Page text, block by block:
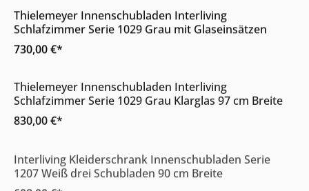
Thielemeyer Innenschubladen Interliving
Schlafzimmer Serie 1029 Grau mit Glaseinsätzen
730,00 €*
Online & im Möbelhaus erhältlich
Thielemeyer Innenschubladen Interliving
Schlafzimmer Serie 1029 Grau Klarglas 97 cm Breite
830,00 €*
Online & im Möbelhaus erhältlich
Interliving Kleiderschrank Innenschubladen Serie
1207 Weiß drei Schubladen 90 cm Breite